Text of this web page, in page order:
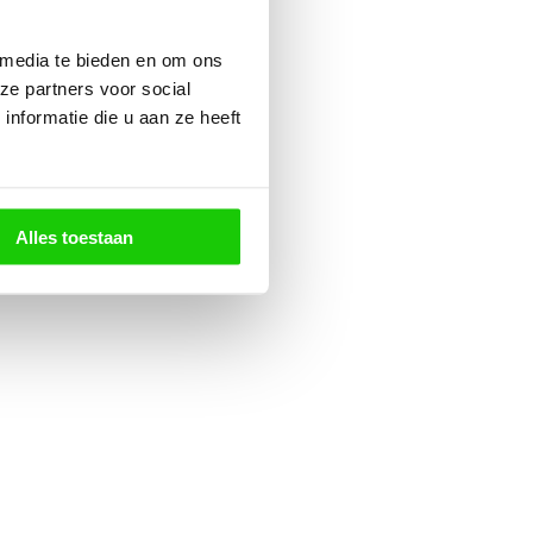
te bieden en om ons
partners voor social
die u aan ze heeft
Alles toestaan